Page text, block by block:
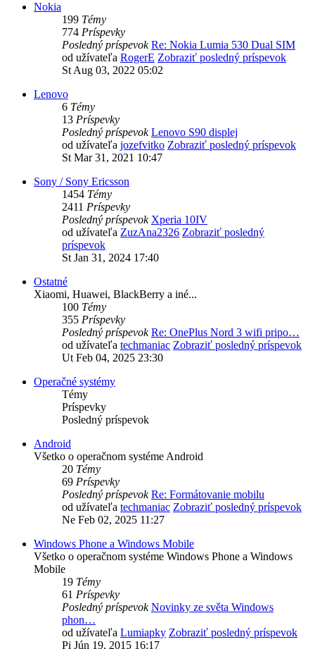
Nokia
199 Témy
774 Príspevky
Posledný príspevok Re: Nokia Lumia 530 Dual SIM
od užívateľa RogerE Zobraziť posledný príspevok
St Aug 03, 2022 05:02
Lenovo
6 Témy
13 Príspevky
Posledný príspevok Lenovo S90 displej
od užívateľa jozefvitko Zobraziť posledný príspevok
St Mar 31, 2021 10:47
Sony / Sony Ericsson
1454 Témy
2411 Príspevky
Posledný príspevok Xperia 10IV
od užívateľa ZuzAna2326 Zobraziť posledný
príspevok
St Jan 31, 2024 17:40
Ostatné
Xiaomi, Huawei, BlackBerry a iné...
100 Témy
355 Príspevky
Posledný príspevok Re: OnePlus Nord 3 wifi pripo…
od užívateľa techmaniac Zobraziť posledný príspevok
Ut Feb 04, 2025 23:30
Operačné systémy
Témy
Príspevky
Posledný príspevok
Android
Všetko o operačnom systéme Android
20 Témy
69 Príspevky
Posledný príspevok Re: Formátovanie mobilu
od užívateľa techmaniac Zobraziť posledný príspevok
Ne Feb 02, 2025 11:27
Windows Phone a Windows Mobile
Všetko o operačnom systéme Windows Phone a Windows
Mobile
19 Témy
61 Príspevky
Posledný príspevok Novinky ze světa Windows
phon…
od užívateľa Lumiapky Zobraziť posledný príspevok
Pi Jún 19, 2015 16:17